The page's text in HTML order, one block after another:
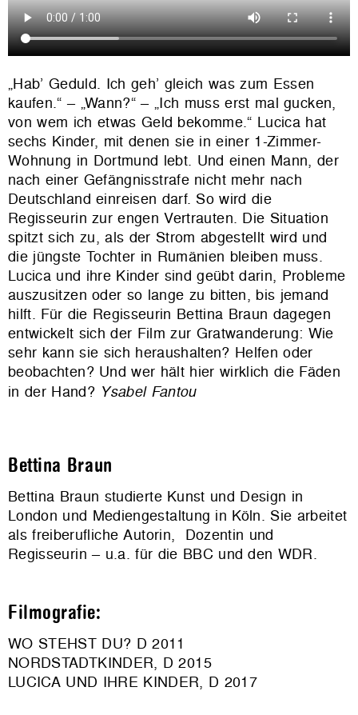
„Hab’ Geduld. Ich geh’ gleich was zum Essen
kaufen.“ – „Wann?“ – „Ich muss erst mal gucken,
von wem ich etwas Geld bekomme.“ Lucica hat
sechs Kinder, mit denen sie in einer 1-Zimmer-
Wohnung in Dortmund lebt. Und einen Mann, der
nach einer Gefängnisstrafe nicht mehr nach
Deutschland einreisen darf. So wird die
Regisseurin zur engen Vertrauten. Die Situation
spitzt sich zu, als der Strom abgestellt wird und
die jüngste Tochter in Rumänien bleiben muss.
Lucica und ihre Kinder sind geübt darin, Probleme
auszusitzen oder so lange zu bitten, bis jemand
hilft. Für die Regisseurin Bettina Braun dagegen
entwickelt sich der Film zur Gratwanderung: Wie
sehr kann sie sich heraushalten? Helfen oder
beobachten? Und wer hält hier wirklich die Fäden
in der Hand? Ysabel Fantou
Bettina Braun
Bettina Braun studierte Kunst und Design in
London und Mediengestaltung in Köln. Sie arbeitet
als freiberufliche Autorin, Dozentin und
Regisseurin – u.a. für die BBC und den WDR.
Filmografie:
WO STEHST DU? D 2011
NORDSTADTKINDER, D 2015
LUCICA UND IHRE KINDER, D 2017